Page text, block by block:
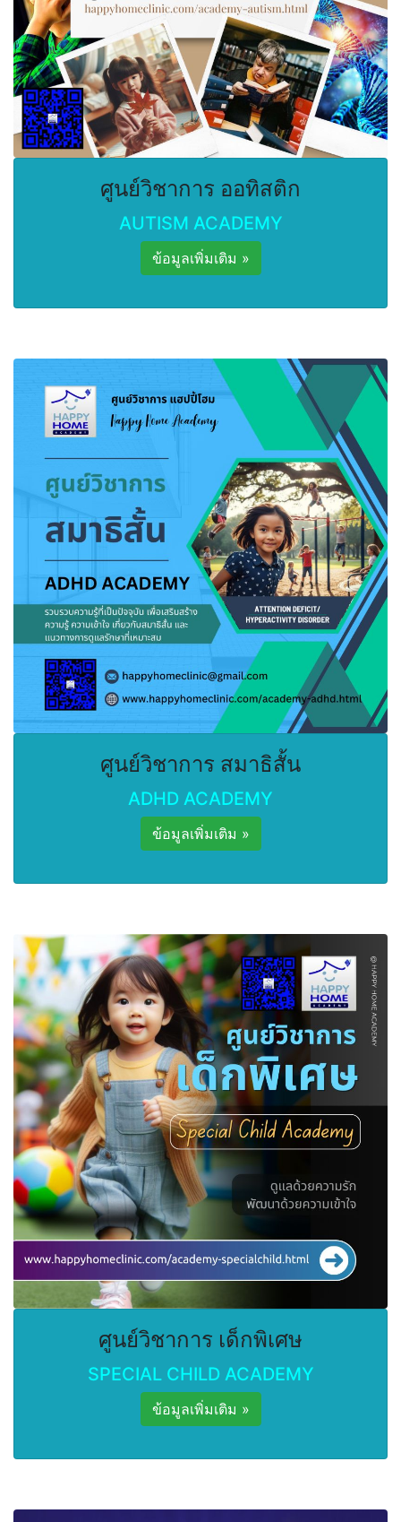
ศูนย์วิชาการ ออทิสติก
AUTISM ACADEMY
ข้อมูลเพิ่มเติม »
ศูนย์วิชาการ สมาธิสั้น
ADHD ACADEMY
ข้อมูลเพิ่มเติม »
ศูนย์วิชาการ เด็กพิเศษ
SPECIAL CHILD ACADEMY
ข้อมูลเพิ่มเติม »